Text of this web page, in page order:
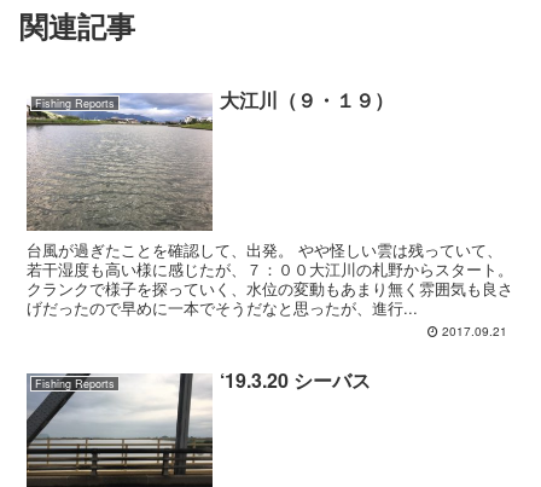
関連記事
Fishing Reports 大江川（９・１９）
台風が過ぎたことを確認して、出発。 やや怪しい雲は残っていて、
若干湿度も高い様に感じたが、７：００大江川の札野からスタート。
クランクで様子を探っていく、水位の変動もあまり無く雰囲気も良さ
げだったので早めに一本でそうだなと思ったが、進行...
2017.09.21
Fishing Reports ‘19.3.20 シーバス